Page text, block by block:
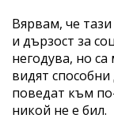
Вярвам, че
и дързост за
негодува, но
видят
поведат към
никой не е бил.